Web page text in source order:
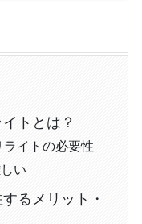
トとは？
イトの必要性
い
るメリット・